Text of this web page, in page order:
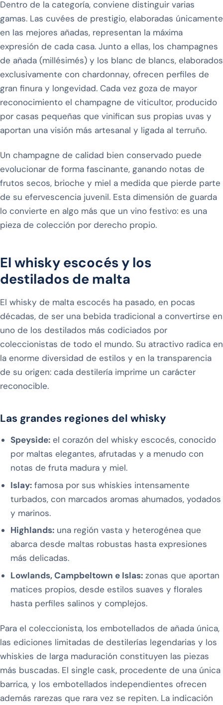
Dentro de la categoría, conviene distinguir varias
gamas. Las cuvées de prestigio, elaboradas únicamente
en las mejores añadas, representan la máxima
expresión de cada casa. Junto a ellas, los champagnes
de añada (millésimés) y los blanc de blancs, elaborados
exclusivamente con chardonnay, ofrecen perfiles de
gran finura y longevidad. Cada vez goza de mayor
reconocimiento el champagne de viticultor, producido
por casas pequeñas que vinifican sus propias uvas y
aportan una visión más artesanal y ligada al terruño.
Un champagne de calidad bien conservado puede
evolucionar de forma fascinante, ganando notas de
frutos secos, brioche y miel a medida que pierde parte
de su efervescencia juvenil. Esta dimensión de guarda
lo convierte en algo más que un vino festivo: es una
pieza de colección por derecho propio.
El whisky escocés y los
destilados de malta
El whisky de malta escocés ha pasado, en pocas
décadas, de ser una bebida tradicional a convertirse en
uno de los destilados más codiciados por
coleccionistas de todo el mundo. Su atractivo radica en
la enorme diversidad de estilos y en la transparencia
de su origen: cada destilería imprime un carácter
reconocible.
Las grandes regiones del whisky
Speyside:el corazón del whisky escocés, conocido
por maltas elegantes, afrutadas y a menudo con
notas de fruta madura y miel.
Islay:famosa por sus whiskies intensamente
turbados, con marcados aromas ahumados, yodados
y marinos.
Highlands:una región vasta y heterogénea que
abarca desde maltas robustas hasta expresiones
más delicadas.
Lowlands, Campbeltown e Islas:zonas que aportan
matices propios, desde estilos suaves y florales
hasta perfiles salinos y complejos.
Para el coleccionista, los embotellados de añada única,
las ediciones limitadas de destilerías legendarias y los
whiskies de larga maduración constituyen las piezas
más buscadas. El single cask, procedente de una única
barrica, y los embotellados independientes ofrecen
además rarezas que rara vez se repiten. La indicación